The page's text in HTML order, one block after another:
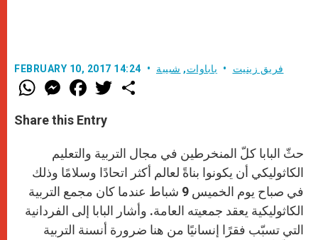
FEBRUARY 10, 2017 14:24 فريق زينيت باباوات, شبيبة
W
h
t
s
M
e
s
e
g
e
r
F
a
e
b
o
k
w
r
Share this Entry
حثّ البابا كلّ المنخرطين في مجال التربية والتعليم
الكاثوليكي أن يكونوا بناةً لعالم أكثر اتحادًا وسلامًا وذلك
في صباح يوم الخميس 9 شباط عندما كان مجمع التربية
الكاثوليكية يعقد جمعيته العامة. وأشار البابا إلى الفردانية
التي تسبّب فقرًا إنسانيًا من هنا ضرورة أنسنة التربية